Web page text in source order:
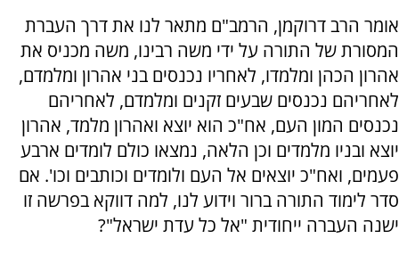
אומר הרב דרוקמן, הרמב"ם מתאר לנו את דרך העברת
המסורת של התורה על ידי משה רבינו, משה מכניס את
אהרון הכהן ומלמדו, לאחריו נכנסים בני אהרון ומלמדם,
לאחריהם נכנסים שבעים זקנים ומלמדם, לאחריהם
נכנסים המון העם, אח"כ הוא יוצא ואהרון מלמד, אהרון
יוצא ובניו מלמדים וכן הלאה, נמצאו כולם לומדים ארבע
פעמים, ואח"כ יוצאים אל העם ולומדים וכותבים וכו'. אם
סדר לימוד התורה ברור וידוע לנו, למה דווקא בפרשה זו
ישנה העברה ייחודית "אל כל עדת ישראל"?